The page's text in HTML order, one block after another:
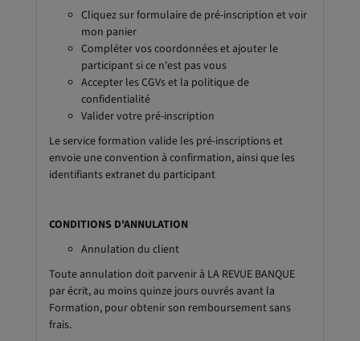
Cliquez sur formulaire de pré-inscription et voir
mon panier
Compléter vos coordonnées et ajouter le
participant si ce n'est pas vous
Accepter les CGVs et la politique de
confidentialité
Valider votre pré-inscription
Le service formation valide les pré-inscriptions et
envoie une convention à confirmation, ainsi que les
identifiants extranet du participant
CONDITIONS D'ANNULATION
Annulation du client
Toute annulation doit parvenir à LA REVUE BANQUE
par écrit, au moins quinze jours ouvrés avant la
Formation, pour obtenir son remboursement sans
frais.